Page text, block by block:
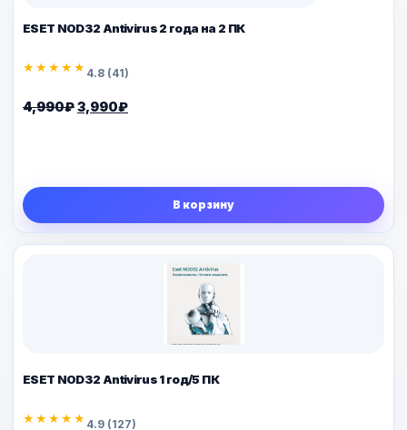
ESET NOD32 Antivirus 2 года на 2 ПК
★★★★★ 4.8 (41)
4,990₽Первоначальная
3,990₽Текущая
В корзину
ESET NOD32 Antivirus 1 год/5 ПК
★★★★★ 4.9 (127)